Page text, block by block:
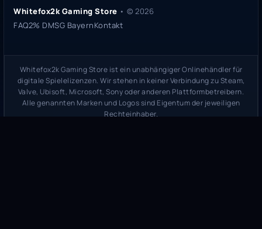
Whitefox2k Gaming Store • © 2026
FAQ2% DMSG BayernKontakt
Whitefox2k Gaming Store ist ein unabhängiger Onlinehändler für
digitale Spielelizenzen. Wir stehen in keiner Verbindung zu Steam,
Valve, Ubisoft, Microsoft, Sony oder anderen Plattformbetreibern.
Alle genannten Marken und Logos sind Eigentum der jeweiligen
Rechteinhaber.